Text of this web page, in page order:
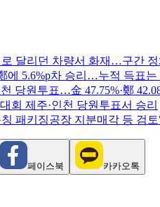
달리던 차량서 화재…구간 정
에 5.6%p차 승리…누적 득표는
당원투표…金 47.75%·鄭
회 제주·인천 당원투표서 승리
패키징공장 지분매각 등 검
페이스북 카카오톡